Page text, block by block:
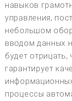
навыков
управления,
небольшом
вводом данных
будет
гарантирует
процессы